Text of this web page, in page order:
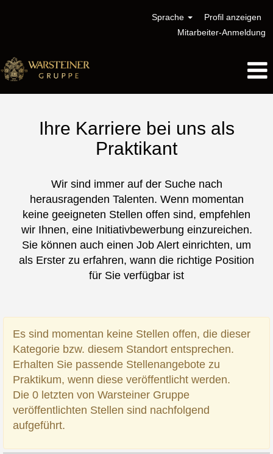
Sprache
Profil anzeigen
Mitarbeiter-Anmeldung
Ihre Karriere bei uns als
Praktikant
Wir sind immer auf der Suche nach
herausragenden Talenten. Wenn momentan
keine geeigneten Stellen offen sind, empfehlen
wir Ihnen, eine Initiativbewerbung einzureichen.
Sie können auch einen Job Alert einrichten, um
als Erster zu erfahren, wann die richtige Position
für Sie verfügbar ist
Es sind momentan keine Stellen offen, die dieser
Kategorie bzw. diesem Standort entsprechen.
Erhalten Sie passende Stellenangebote zu
Praktikum, wenn diese veröffentlicht werden.
Die 0 letzten von Warsteiner Gruppe
veröffentlichten Stellen sind nachfolgend
aufgeführt.